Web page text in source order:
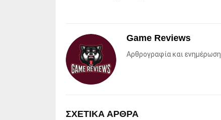
Game Reviews
Αρθρογραφία και ενημέρωση.
ΣΧΕΤΙΚΑ ΑΡΘΡΑ